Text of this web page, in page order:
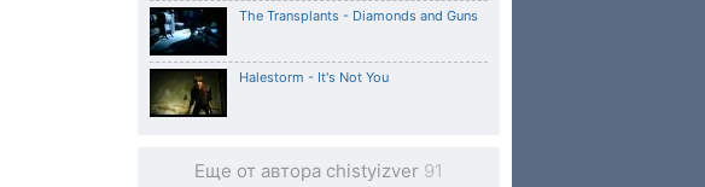
The Transplants - Diamonds and Guns
Halestorm - It's Not You
Еще от автора chistyizver 91